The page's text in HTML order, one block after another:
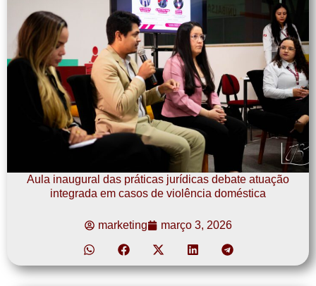
Aula inaugural das práticas jurídicas debate atuação
integrada em casos de violência doméstica
marketing março 3, 2026